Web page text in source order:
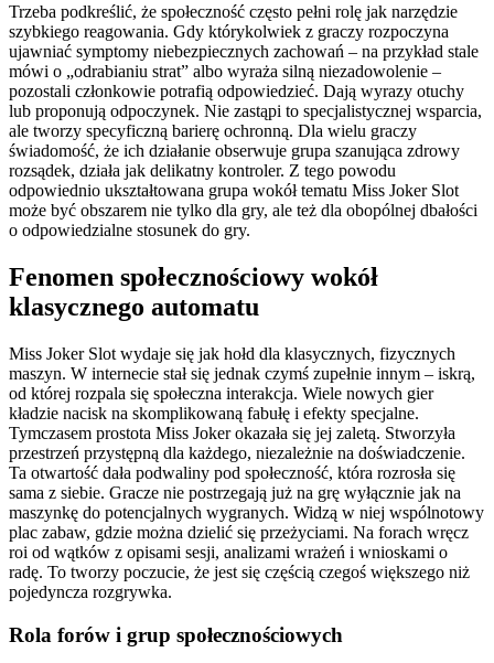
Trzeba podkreślić, że społeczność często pełni rolę jak narzędzie
szybkiego reagowania. Gdy którykolwiek z graczy rozpoczyna
ujawniać symptomy niebezpiecznych zachowań – na przykład stale
mówi o „odrabianiu strat” albo wyraża silną niezadowolenie –
pozostali członkowie potrafią odpowiedzieć. Dają wyrazy otuchy
lub proponują odpoczynek. Nie zastąpi to specjalistycznej wsparcia,
ale tworzy specyficzną barierę ochronną. Dla wielu graczy
świadomość, że ich działanie obserwuje grupa szanująca zdrowy
rozsądek, działa jak delikatny kontroler. Z tego powodu
odpowiednio ukształtowana grupa wokół tematu Miss Joker Slot
może być obszarem nie tylko dla gry, ale też dla obopólnej dbałości
o odpowiedzialne stosunek do gry.
Fenomen społecznościowy wokół
klasycznego automatu
Miss Joker Slot wydaje się jak hołd dla klasycznych, fizycznych
maszyn. W internecie stał się jednak czymś zupełnie innym – iskrą,
od której rozpala się społeczna interakcja. Wiele nowych gier
kładzie nacisk na skomplikowaną fabułę i efekty specjalne.
Tymczasem prostota Miss Joker okazała się jej zaletą. Stworzyła
przestrzeń przystępną dla każdego, niezależnie na doświadczenie.
Ta otwartość dała podwaliny pod społeczność, która rozrosła się
sama z siebie. Gracze nie postrzegają już na grę wyłącznie jak na
maszynkę do potencjalnych wygranych. Widzą w niej wspólnotowy
plac zabaw, gdzie można dzielić się przeżyciami. Na forach wręcz
roi od wątków z opisami sesji, analizami wrażeń i wnioskami o
radę. To tworzy poczucie, że jest się częścią czegoś większego niż
pojedyncza rozgrywka.
Rola forów i grup społecznościowych